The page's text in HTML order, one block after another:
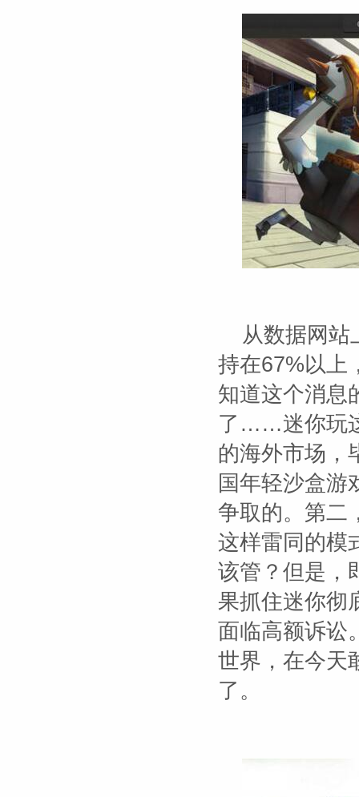
从数据网站
持在67%以上
知道这个消息
了……迷你玩
的海外市场，
国年轻沙盒游
争取的。第二
这样雷同的模
该管？但是，
果抓住迷你彻
面临高额诉讼
世界，在今天
了。